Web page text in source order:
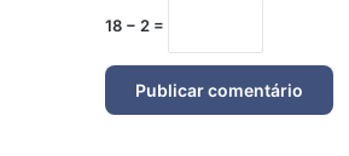
18 − 2 =